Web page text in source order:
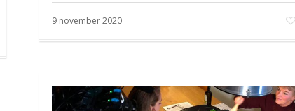
9 november 2020